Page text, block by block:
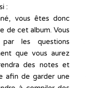
:
vous êtes donc
de cet album. Vous
les questions
que vous aurez
des notes et
afin de garder une